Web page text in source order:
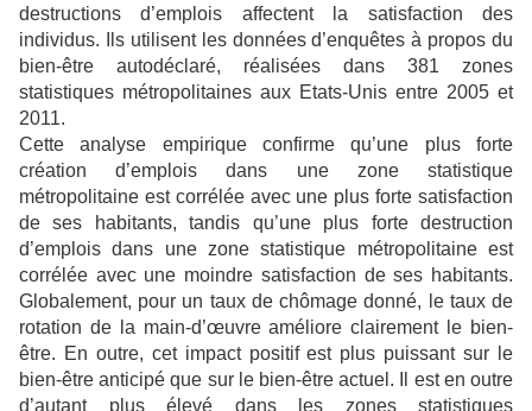
destructions d’emplois affectent la satisfaction des
individus. Ils utilisent les données d’enquêtes à propos du
bien-être autodéclaré, réalisées dans 381 zones
statistiques métropolitaines aux Etats-Unis entre 2005 et
2011.
Cette analyse empirique confirme qu’une plus forte
création d’emplois dans une zone statistique
métropolitaine est corrélée avec une plus forte satisfaction
de ses habitants, tandis qu’une plus forte destruction
d’emplois dans une zone statistique métropolitaine est
corrélée avec une moindre satisfaction de ses habitants.
Globalement, pour un taux de chômage donné, le taux de
rotation de la main-d’œuvre améliore clairement le bien-
être. En outre, cet impact positif est plus puissant sur le
bien-être anticipé que sur le bien-être actuel. Il est en outre
d’autant plus élevé dans les zones statistiques